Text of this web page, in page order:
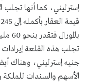
إسترليني، كما أنها تجلب
جنيه إسترليني، وهناك
الأسهم والسندات للملكة